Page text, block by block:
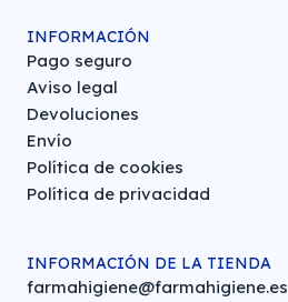
INFORMACIÓN
Pago seguro
Aviso legal
Devoluciones
Envío
Política de cookies
Política de privacidad
INFORMACIÓN DE LA TIENDA
farmahigiene@farmahigiene.es